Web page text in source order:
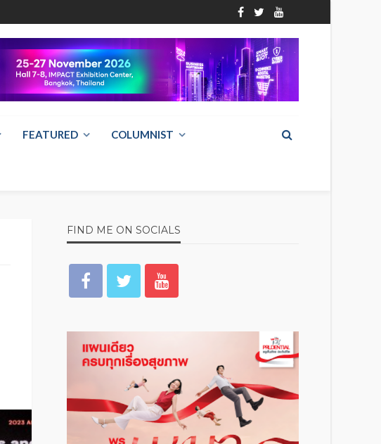
FEATURED COLUMNIST
FIND ME ON SOCIALS